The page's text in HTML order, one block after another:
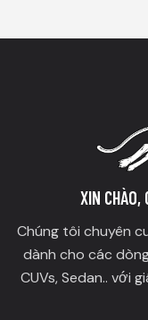
XIN
Chúng tôi chuyên
dành cho các
CUVs, Sedan.. với